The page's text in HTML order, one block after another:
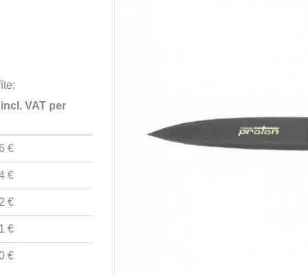
VAT per
€
€
€
€
€